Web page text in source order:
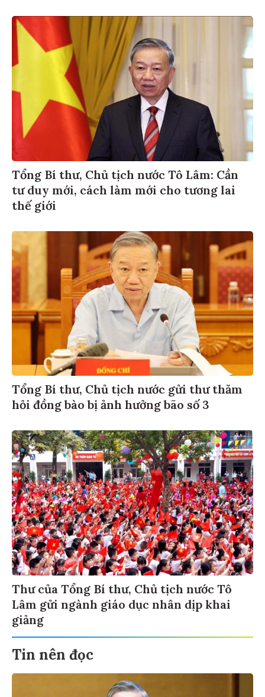
Tổng Bí thư, Chủ tịch nước Tô Lâm: Cần
tư duy mới, cách làm mới cho tương lai
thế giới
Tổng Bí thư, Chủ tịch nước gửi thư thăm
hỏi đồng bào bị ảnh hưởng bão số 3
Thư của Tổng Bí thư, Chủ tịch nước Tô
Lâm gửi ngành giáo dục nhân dịp khai
giảng
Tin nên đọc